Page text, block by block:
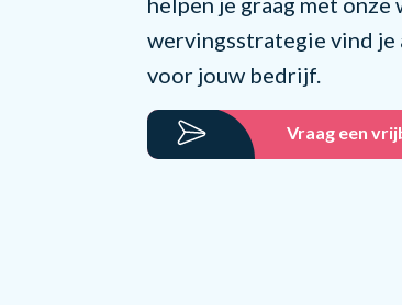
wervingsstrategie vind je
voor jouw bedrijf.
Vraag een